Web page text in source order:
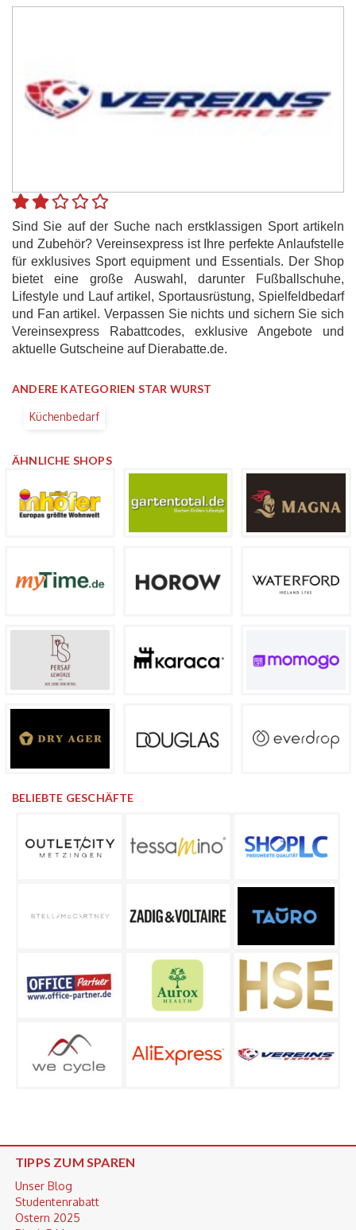
Sind Sie auf der Suche nach erstklassigen Sport artikeln
und Zubehör? Vereinsexpress ist Ihre perfekte Anlaufstelle
für exklusives Sport equipment und Essentials. Der Shop
bietet eine große Auswahl, darunter Fußballschuhe,
Lifestyle und Lauf artikel, Sportausrüstung, Spielfeldbedarf
und Fan artikel. Verpassen Sie nichts und sichern Sie sich
Vereinsexpress Rabattcodes, exklusive Angebote und
aktuelle Gutscheine auf Dierabatte.de.
ANDERE KATEGORIEN STAR WURST
Küchenbedarf
ÄHNLICHE SHOPS
BELIEBTE GESCHÄFTE
TIPPS ZUM SPAREN
Unser Blog
Studentenrabatt
Ostern 2025